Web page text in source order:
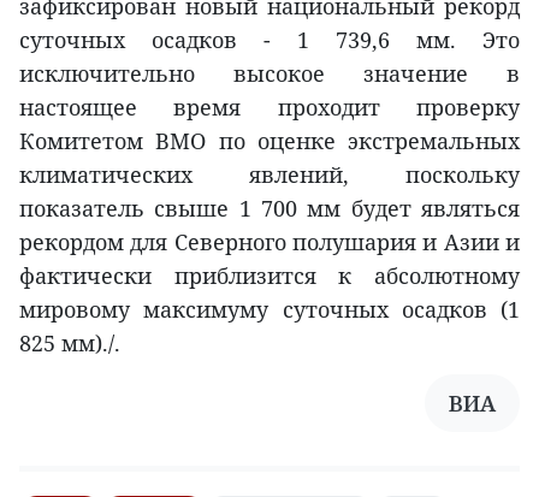
зафиксирован новый национальный рекорд
суточных осадков - 1 739,6 мм. Это
исключительно высокое значение в
настоящее время проходит проверку
Комитетом ВМО по оценке экстремальных
климатических явлений, поскольку
показатель свыше 1 700 мм будет являться
рекордом для Северного полушария и Азии и
фактически приблизится к абсолютному
мировому максимуму суточных осадков (1
825 мм)./.
ВИА